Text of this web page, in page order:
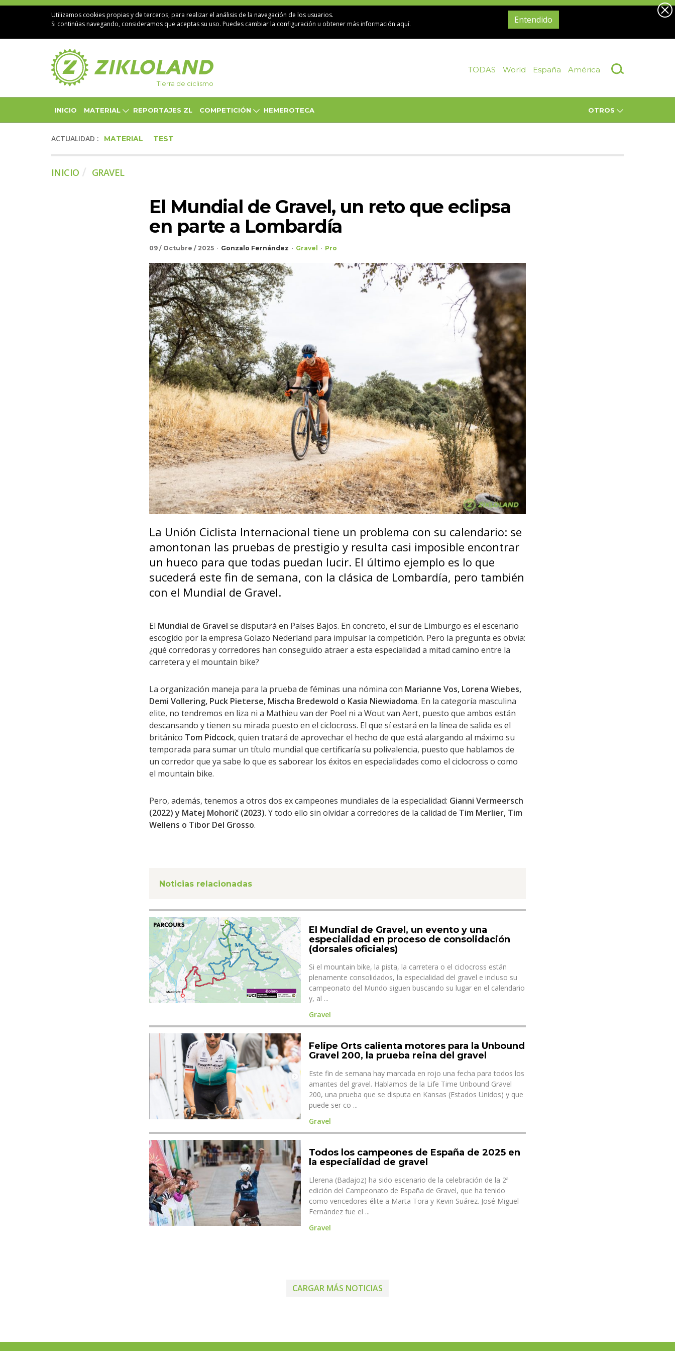
Utilizamos cookies propias y de terceros, para realizar el análisis de la navegación de los usuarios.
Si continúas navegando, consideramos que aceptas su uso. Puedes cambiar la configuración u obtenermás información aquí. Entendido
Tierra de ciclismo
TODAS World España América
INICIO MATERIAL REPORTAJES ZL COMPETICIÓN HEMEROTECA OTROS
ACTUALIDAD : MATERIAL TEST
INICIO GRAVEL
El Mundial de Gravel, un reto que eclipsa
en parte a Lombardía
09 / Octubre / 2025 Gonzalo Fernández Gravel Pro
La Unión Ciclista Internacional tiene un problema con su calendario: se
amontonan las pruebas de prestigio y resulta casi imposible encontrar
un hueco para que todas puedan lucir. El último ejemplo es lo que
sucederá este fin de semana, con la clásica de Lombardía, pero también
con el Mundial de Gravel.
El Mundial de Gravel se disputará en Países Bajos. En concreto, el sur de Limburgo es el escenario
escogido por la empresa Golazo Nederland para impulsar la competición. Pero la pregunta es obvia:
¿qué corredoras y corredores han conseguido atraer a esta especialidad a mitad camino entre la
carretera y el mountain bike?
La organización maneja para la prueba de féminas una nómina con Marianne Vos, Lorena Wiebes,
Demi Vollering, Puck Pieterse, Mischa Bredewold o Kasia Niewiadoma. En la categoría masculina
elite, no tendremos en liza ni a Mathieu van der Poel ni a Wout van Aert, puesto que ambos están
descansando y tienen su mirada puesto en el ciclocross. El que sí estará en la línea de salida es el
británico Tom Pidcock, quien tratará de aprovechar el hecho de que está alargando al máximo su
temporada para sumar un título mundial que certificaría su polivalencia, puesto que hablamos de
un corredor que ya sabe lo que es saborear los éxitos en especialidades como el ciclocross o como
el mountain bike.
Pero, además, tenemos a otros dos ex campeones mundiales de la especialidad: Gianni Vermeersch
(2022) y Matej Mohorič (2023). Y todo ello sin olvidar a corredores de la calidad de Tim Merlier, Tim
Wellens o Tibor Del Grosso.
Noticias relacionadas
El Mundial de Gravel, un evento y una
especialidad en proceso de consolidación
(dorsales oficiales)
Si el mountain bike, la pista, la carretera o el ciclocross están
plenamente consolidados, la especialidad del gravel e incluso su
campeonato del Mundo siguen buscando su lugar en el calendario
y, al ...
Gravel
Felipe Orts calienta motores para la Unbound
Gravel 200, la prueba reina del gravel
Este fin de semana hay marcada en rojo una fecha para todos los
amantes del gravel. Hablamos de la Life Time Unbound Gravel
200, una prueba que se disputa en Kansas (Estados Unidos) y que
puede ser co ...
Gravel
Todos los campeones de España de 2025 en
la especialidad de gravel
Llerena (Badajoz) ha sido escenario de la celebración de la 2ª
edición del Campeonato de España de Gravel, que ha tenido
como vencedores élite a Marta Tora y Kevin Suárez. José Miguel
Fernández fue el ...
Gravel
CARGAR MÁS NOTICIAS